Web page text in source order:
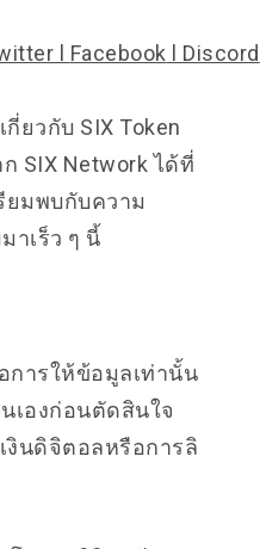
Facebook Discord
ยวกับ SIX Token
SIX Network ได้ที่
ยมพบกับความ
าเร็ว ๆ นี้
การให้ข้อมูลเท่านั้น
องก่อนตัดสินใจ
งินดิจิตอลหรือการลิ